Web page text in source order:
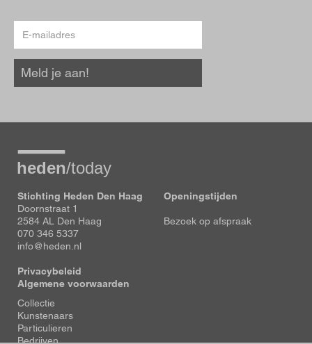
mailadres
Meld je aan!
Stichting Heden Den Haag
Doornstraat 1
2584 AL Den Haag
070 346 5337
info@heden.nl
Privacybeleid
Algemene voorwaarden
Openingstijden
Bezoek op afspraak
Voet
Collectie
Kunstenaars
Particulieren
Bedrijven